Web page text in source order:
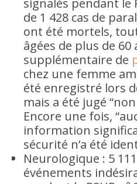
signalés pendant le
de 1 428 cas de
ont été mortels,
âgées de plus de 60
supplémentaire de
chez une femme
été enregistré lors
mais a été jugé
Encore une fois,
information
sécurité n’a été
Neurologique : 5
événements